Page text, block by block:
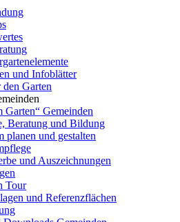
und Infoblätter
Garten
Garten“ Gemeinden
Beratung und Bildung
planen und gestalten
und Auszeichnungen
Tour
und Referenzflächen